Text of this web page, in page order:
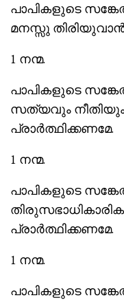
പാപികളുടെ
മനസ്സു തിരിയുവാന്‍
1 നന്മ.
പാപികളുടെ
സത്യവും നീതിയും
പ്രാര്‍ത്ഥിക്കണമേ.
1 നന്മ.
പാപികളുടെ
പ്രാര്‍ത്ഥിക്കണമേ.
1 നന്മ.
പാപികളുടെ